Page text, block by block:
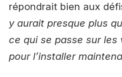
répondrait bien aux
y aurait presque plus
ce qui se passe sur les
pour l’installer